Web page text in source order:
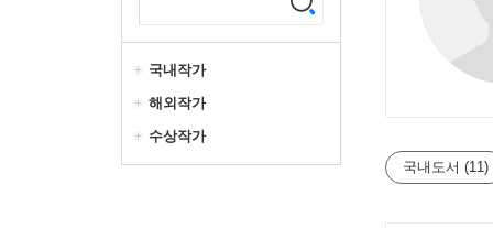
국내작가
해외작가
수상작가
국내도서 (11)